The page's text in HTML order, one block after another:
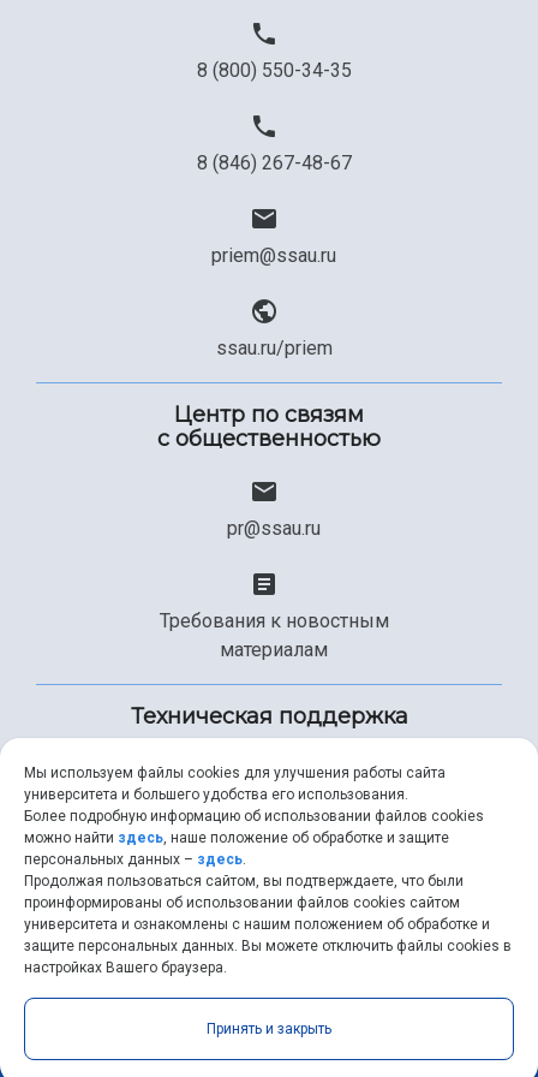
Официальные документы
8 (800) 550-34-35
8 (846) 267-48-67
priem@ssau.ru
ssau.ru/priem
Центр по связям
с общественностью
pr@ssau.ru
Требования к новостным
материалам
Техническая поддержка
+7 (846) 267-49-99
help@ssau.ru
Самарский университет © 2026 |ssau.ru
RSS
Мы используем файлы cookies для улучшения работы сайта
университета и большего удобства его использования.
Более подробную информацию об использовании файлов cookies
можно найти здесь, наше положение об обработке и защите
персональных данных – здесь.
Продолжая пользоваться сайтом, вы подтверждаете, что были
проинформированы об использовании файлов cookies сайтом
университета и ознакомлены с нашим положением об обработке и
защите персональных данных. Вы можете отключить файлы cookies в
настройках Вашего браузера.
Принять и закрыть